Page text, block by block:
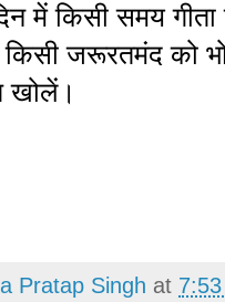
में किसी समय
जरूरतमंद को
खोलें।
Pratap Singh at